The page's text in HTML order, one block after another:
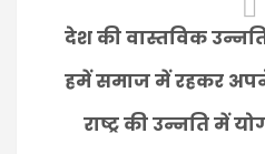
देश की वास्तविक
हमें समाज में रहकर अपने
राष्ट्र की उन्नति में